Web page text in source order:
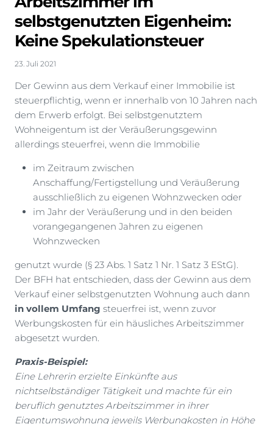
selbstgenutzten Eigenheim:
Keine Spekulationsteuer
23. Juli 2021
Der Gewinn aus dem Verkauf einer Immobilie ist
steuerpflichtig, wenn er innerhalb von 10 Jahren nach
dem Erwerb erfolgt. Bei selbstgenutztem
Wohneigentum ist der Veräußerungsgewinn
allerdings steuerfrei, wenn die Immobilie
im Zeitraum zwischen
Anschaffung/Fertigstellung und Veräußerung
ausschließlich zu eigenen Wohnzwecken oder
im Jahr der Veräußerung und in den beiden
vorangegangenen Jahren zu eigenen
Wohnzwecken
genutzt wurde (§ 23 Abs. 1 Satz 1 Nr. 1 Satz 3 EStG).
Der BFH hat entschieden, dass der Gewinn aus dem
Verkauf einer selbstgenutzten Wohnung auch dann
in vollem Umfang steuerfrei ist, wenn zuvor
Werbungskosten für ein häusliches Arbeitszimmer
abgesetzt wurden.
Praxis-Beispiel:
Eine Lehrerin erzielte Einkünfte aus
nichtselbständiger Tätigkeit und machte für ein
beruflich genutztes Arbeitszimmer in ihrer
Eigentumswohnung jeweils Werbungkosten in Höhe